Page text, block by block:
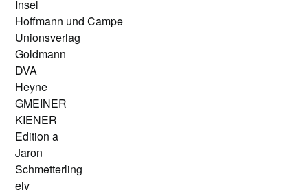
Insel
Hoffmann und Campe
Unionsverlag
Goldmann
DVA
Heyne
GMEINER
KIENER
Edition a
Jaron
Schmetterling
elv